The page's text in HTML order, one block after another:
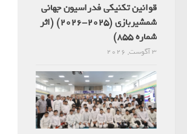
قوانین تکنیکی فدراسیون جهانی
شمشیربازی (2025-2026) (اثر
شماره 855)
3 آگوست, 2026